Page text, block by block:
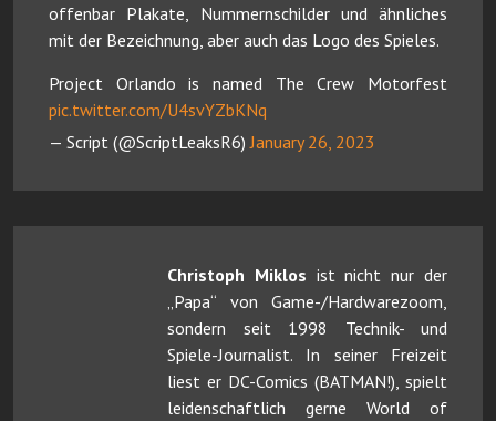
offenbar Plakate, Nummernschilder und ähnliches
mit der Bezeichnung, aber auch das Logo des Spieles.
Project Orlando is named The Crew Motorfest
pic.twitter.com/U4svYZbKNq
— Script (@ScriptLeaksR6) January 26, 2023
Christoph Miklos ist nicht nur der
„Papa“ von Game-/Hardwarezoom,
sondern seit 1998 Technik- und
Spiele-Journalist. In seiner Freizeit
liest er DC-Comics (BATMAN!), spielt
leidenschaftlich gerne World of